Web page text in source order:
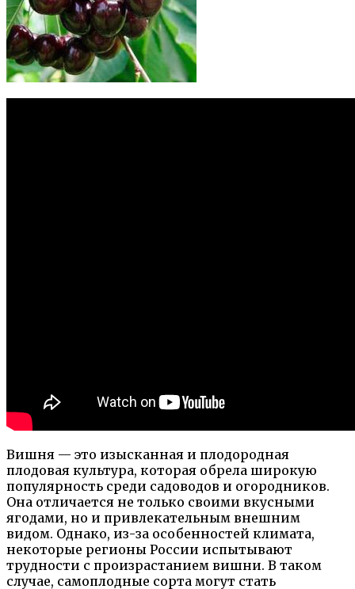
Вишня — это изысканная и плодородная
плодовая культура, которая обрела широкую
популярность среди садоводов и огородников.
Она отличается не только своими вкусными
ягодами, но и привлекательным внешним
видом. Однако, из-за особенностей климата,
некоторые регионы России испытывают
трудности с произрастанием вишни. В таком
случае, самоплодные сорта могут стать